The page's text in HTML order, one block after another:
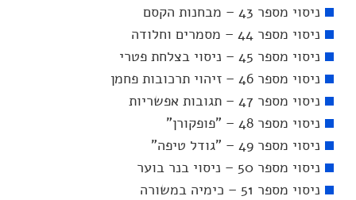
ניסוי מספר 43 – מבחנות הקסם
ניסוי מספר 44 – מסמרים וחלודה
ניסוי מספר 45 – ניסוי בצלחת פטרי
ניסוי מספר 46 – זיהוי תרכובות פחמן
ניסוי מספר 47 – תגובות אפשריות
ניסוי מספר 48 – "פופקורן"
ניסוי מספר 49 – "גודל טיפה"
ניסוי מספר 50 – ניסוי בנר בוער
ניסוי מספר 51 – כימיה במשורה